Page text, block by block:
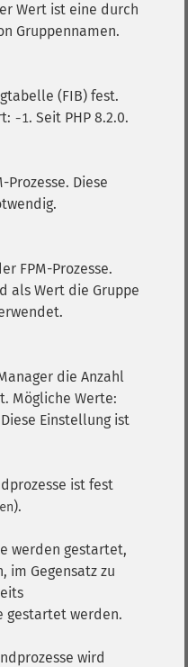
Wert ist eine durch
Gruppennamen.
(FIB) fest.
-1. Seit PHP 8.2.0.
Prozesse. Diese
FPM-Prozesse.
als Wert die Gruppe
die Anzahl
Mögliche Werte:
Einstellung ist
ist fest
).
werden gestartet,
im Gegensatz zu
gestartet werden.
wird